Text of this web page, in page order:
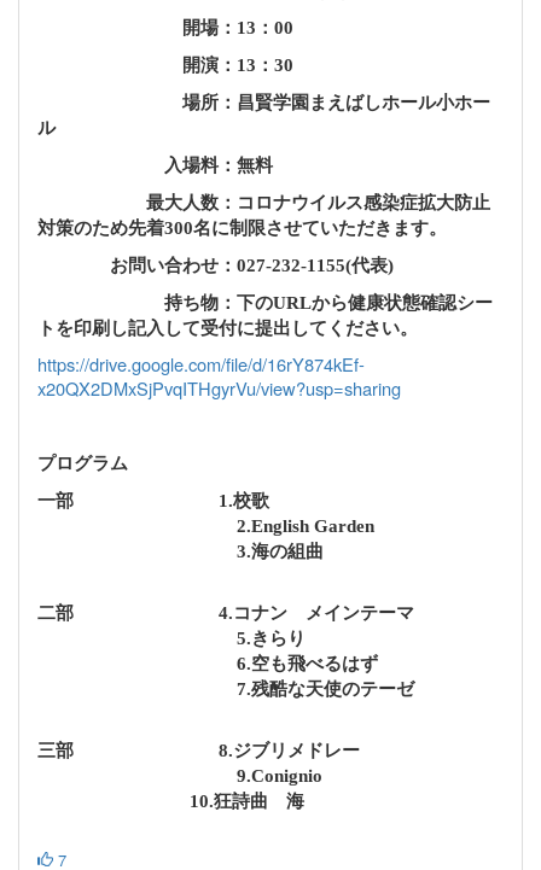
開場：13：00
開演：13：30
場所：昌賢学園まえばしホール小ホー
ル
入場料：無料
最大人数：コロナウイルス感染症拡大防止
対策のため先着300名に制限させていただきます。
お問い合わせ：027-232-1155(代表)
持ち物：下のURLから健康状態確認シー
トを印刷し記入して受付に提出してください。
https://drive.google.com/file/d/16rY874kEf-
x20QX2DMxSjPvqITHgyrVu/view?usp=sharing
プログラム
一部 1.校歌
2.English Garden
3.海の組曲
二部 4.コナン メインテーマ
5.きらり
6.空も飛べるはず
7.残酷な天使のテーゼ
三部 8.ジブリメドレー
9.Conignio
10.狂詩曲 海
7